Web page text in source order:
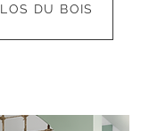
DU BOIS